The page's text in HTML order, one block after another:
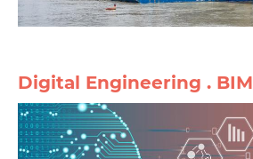
Digital Engineering . BIM